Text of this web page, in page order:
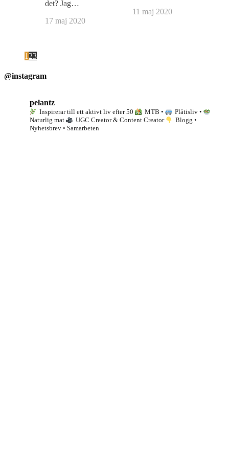
det? Jag…
17 maj 2020
11 maj 2020
1 23
@instagram
pelantz
Inspirerar till ett aktivt liv efter 50 MTB •
Plåtisliv •
Naturlig mat
UGC Creator & Content Creator
Blogg •
Nyhetsbrev • Samarbeten